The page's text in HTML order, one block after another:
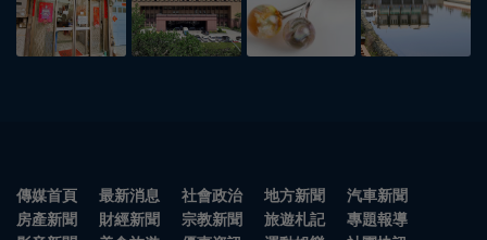
傳媒首頁 最新消息 社會政治 地方新聞
汽車新聞
房產新聞
財經新聞 宗教新聞 旅遊札記
專題報導